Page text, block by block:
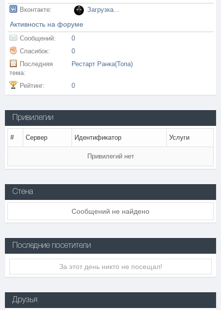
Вконтакте: Загрузка...
Активность на форуме
Сообщений:
0
Спасибок:
0
Последняя
тема:
Рестарт Ранка(Топа)
Рейтинг: 0
Привилегии
# Сервер Идентификатор Услуги
Привилегий нет
Стена
Сообщений не найдено
Последние посетители
За этот день никто не посещал!
Друзья